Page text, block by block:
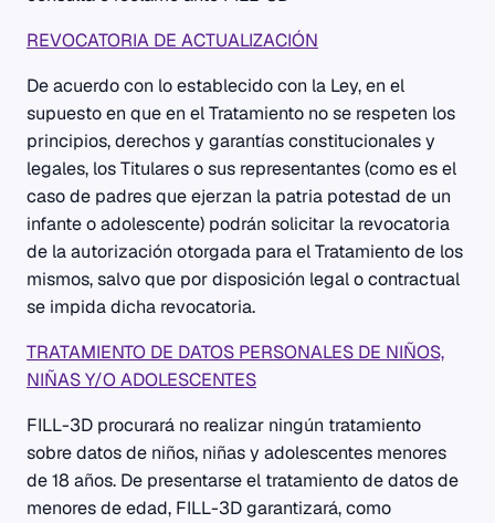
REVOCATORIA DE ACTUALIZACIÓN
De acuerdo con lo establecido con la Ley, en el
supuesto en que en el Tratamiento no se respeten los
principios, derechos y garantías constitucionales y
legales, los Titulares o sus representantes (como es el
caso de padres que ejerzan la patria potestad de un
infante o adolescente) podrán solicitar la revocatoria
de la autorización otorgada para el Tratamiento de los
mismos, salvo que por disposición legal o contractual
se impida dicha revocatoria.
TRATAMIENTO DE DATOS PERSONALES DE NIÑOS,
NIÑAS Y/O ADOLESCENTES
FILL-3D procurará no realizar ningún tratamiento
sobre datos de niños, niñas y adolescentes menores
de 18 años. De presentarse el tratamiento de datos de
menores de edad, FILL-3D garantizará, como